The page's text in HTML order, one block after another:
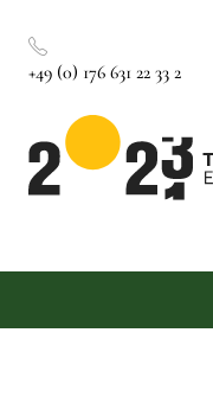
+49 (0) 176 631 22 33 2